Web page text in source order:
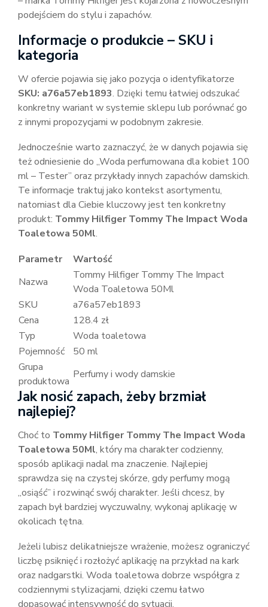
podejściem do stylu i zapachów.
Informacje o produkcie – SKU i
kategoria
W ofercie pojawia się jako pozycja o identyfikatorze
SKU: a76a57eb1893. Dzięki temu łatwiej odszukać
konkretny wariant w systemie sklepu lub porównać go
z innymi propozycjami w podobnym zakresie.
Jednocześnie warto zaznaczyć, że w danych pojawia się
też odniesienie do „Woda perfumowana dla kobiet 100
ml – Tester” oraz przykłady innych zapachów damskich.
Te informacje traktuj jako kontekst asortymentu,
natomiast dla Ciebie kluczowy jest ten konkretny
produkt: Tommy Hilfiger Tommy The Impact Woda
Toaletowa 50Ml.
Parametr
Wartość
Nazwa
Tommy Hilfiger Tommy The Impact
Woda Toaletowa 50Ml
SKU
a76a57eb1893
Cena
128.4 zł
Typ
Woda toaletowa
Pojemność
50 ml
Grupa
produktowa
Perfumy i wody damskie
Jak nosić zapach, żeby brzmiał
najlepiej?
Choć to Tommy Hilfiger Tommy The Impact Woda
Toaletowa 50Ml, który ma charakter codzienny,
sposób aplikacji nadal ma znaczenie. Najlepiej
sprawdza się na czystej skórze, gdy perfumy mogą
„osiąść” i rozwinąć swój charakter. Jeśli chcesz, by
zapach był bardziej wyczuwalny, wykonaj aplikację w
okolicach tętna.
Jeżeli lubisz delikatniejsze wrażenie, możesz ograniczyć
liczbę psiknięć i rozłożyć aplikację na przykład na kark
oraz nadgarstki. Woda toaletowa dobrze współgra z
codziennymi stylizacjami, dzięki czemu łatwo
dopasować intensywność do sytuacji.